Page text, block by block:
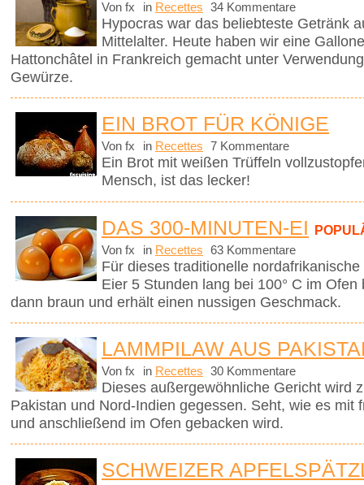
Von fx in Recettes 34 Kommentare
Hypocras war das beliebteste Getränk
Mittelalter. Heute haben wir eine
Hattonchâtel in Frankreich gemacht unter
Gewürze.
EIN BROT FÜR KÖNIGE
Von fx in Recettes 7 Kommentare
Ein Brot mit weißen Trüffeln
Mensch, ist das lecker!
DAS 300-MINUTEN-EI
Von fx in Recettes 63 Kommentare
Für dieses traditionelle
Eier 5 Stunden lang bei 100° C im
dann braun und erhält einen nussigen Geschmack.
LAMMPILAW AUS
Von fx in Recettes 30 Kommentare
Dieses außergewöhnliche Gericht wird
Pakistan und Nord-Indien gegessen. Seht, wie es mit
und anschließend im Ofen gebacken wird.
SCHWEIZER